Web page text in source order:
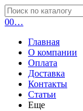
00…
Главная
О компании
Оплата
Доставка
Контакты
Статьи
Еще